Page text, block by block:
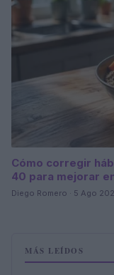
Cómo corregir
40 para mejorar
Diego Romero · 5 Ago
MÁS LEÍDOS